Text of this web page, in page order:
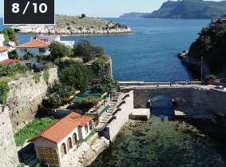
8 / 10